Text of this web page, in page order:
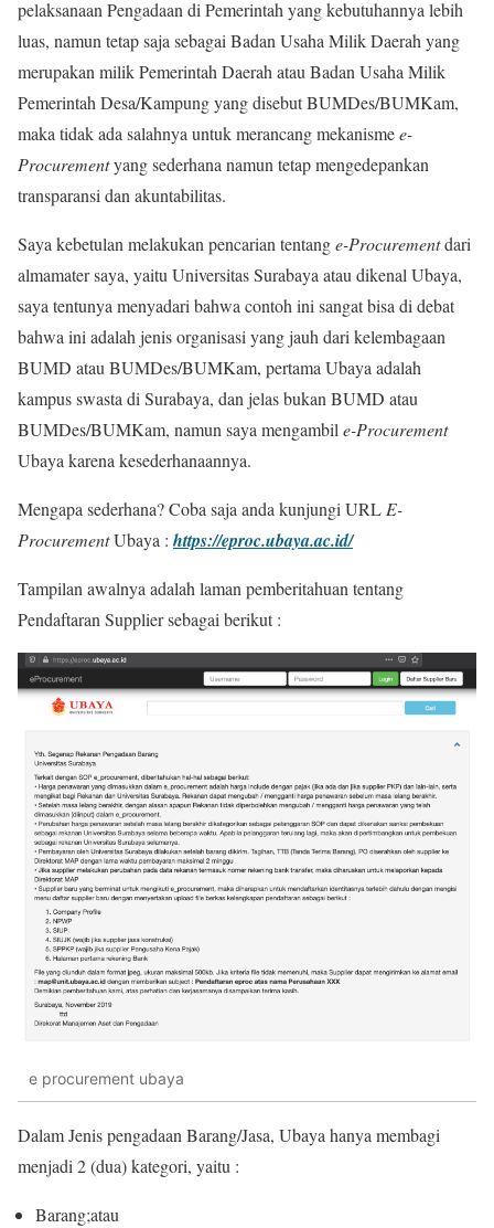
pelaksanaan Pengadaan di Pemerintah yang kebutuhannya lebih
luas, namun tetap saja sebagai Badan Usaha Milik Daerah yang
merupakan milik Pemerintah Daerah atau Badan Usaha Milik
Pemerintah Desa/Kampung yang disebut BUMDes/BUMKam,
maka tidak ada salahnya untuk merancang mekanismee-
Procurementyang sederhana namun tetap mengedepankan
transparansi dan akuntabilitas.
Saya kebetulan melakukan pencarian tentange-Procurementdari
almamater saya, yaitu Universitas Surabaya atau dikenal Ubaya,
saya tentunya menyadari bahwa contoh ini sangat bisa di debat
bahwa ini adalah jenis organisasi yang jauh dari kelembagaan
BUMD atau BUMDes/BUMKam, pertama Ubaya adalah
kampus swasta di Surabaya, dan jelas bukan BUMD atau
BUMDes/BUMKam, namun saya mengambil e-Procurement
Ubaya karena kesederhanaannya.
Mengapa sederhana? Coba saja anda kunjungi URL E-
ProcurementUbaya : https://eproc.ubaya.ac.id/
Tampilan awalnya adalah laman pemberitahuan tentang
Pendaftaran Supplier sebagai berikut :
e procurement ubaya
Dalam Jenis pengadaan Barang/Jasa, Ubaya hanya membagi
menjadi 2 (dua) kategori, yaitu :
Barang;atau